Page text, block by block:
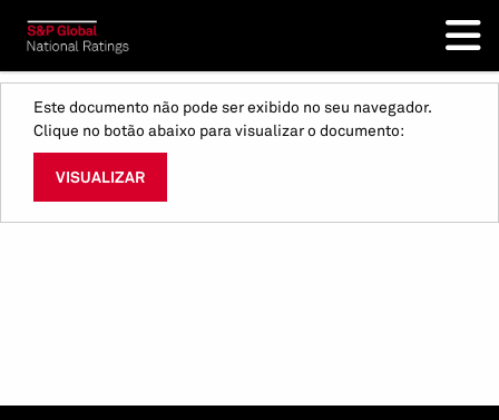
Este documento não pode ser exibido no seu navegador.
Clique no botão abaixo para visualizar o documento:
VISUALIZAR